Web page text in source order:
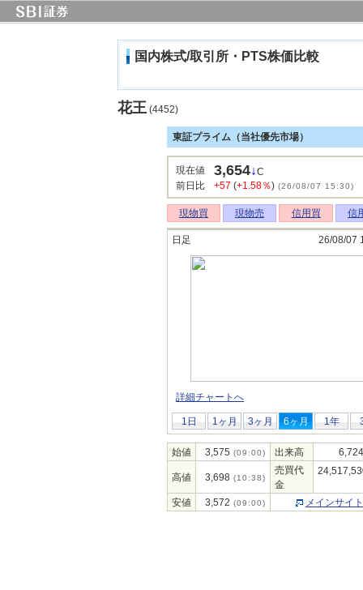
国内株式/取引所・PTS株価比較
花王 (4452)
東証プライム（当社優先市場）
現在値 3,654↓C
前日比
+57 (+1.58％) (26/08/07 15:30)
現物買 現物売 信用買 信
日足 26/08/07
詳細チャートへ
1日 1ヶ月 3ヶ月 6ヶ月 1年
始値 3,575 (09:00) 出来高
高値 3,698 (10:38)
売買代
金
安値 3,572 (09:00) メインサイ